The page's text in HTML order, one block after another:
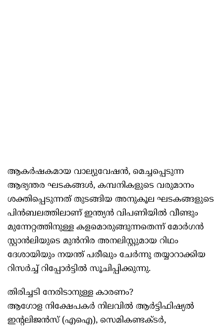
ആകർഷകമായ വാല്യുവേഷൻ, മെച്ചപ്പെടുന്ന
ആഭ്യന്തര ഘടകങ്ങൾ, കമ്പനികളുടെ വരുമാനം
ശക്തിപ്പെടുന്നത് തുടങ്ങിയ അനുകൂല ഘടകങ്ങളുടെ
പിൻബലത്തിലാണ് ഇന്ത്യൻ വിപണിയിൽ വീണ്ടും
മുന്നേറ്റത്തിനുള്ള കളമൊരുങ്ങുന്നതെന്ന് മോ‌ർഗൻ
സ്റ്റാൻലിയുടെ മുൻനിര അനലിസ്റ്റുമായ റിഥം
ദേശായിയും നയന്ത് പരീഖും ചേർന്നു തയ്യാറാക്കിയ
റിസർച്ച് റിപ്പോർട്ടിൽ സൂചിപ്പിക്കുന്നു.
തിരിച്ചടി നേരിടാനുള്ള കാരണം?
ആഗോള നിക്ഷേപകർ നിലവിൽ ആർട്ടിഫിഷ്യൽ
ഇന്റലിജൻസ് (എഐ), സെമികണ്ടക്ടർ,